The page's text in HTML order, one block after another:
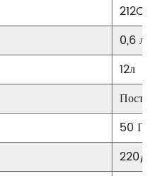
212CC
0,6 л
12л
50
220/